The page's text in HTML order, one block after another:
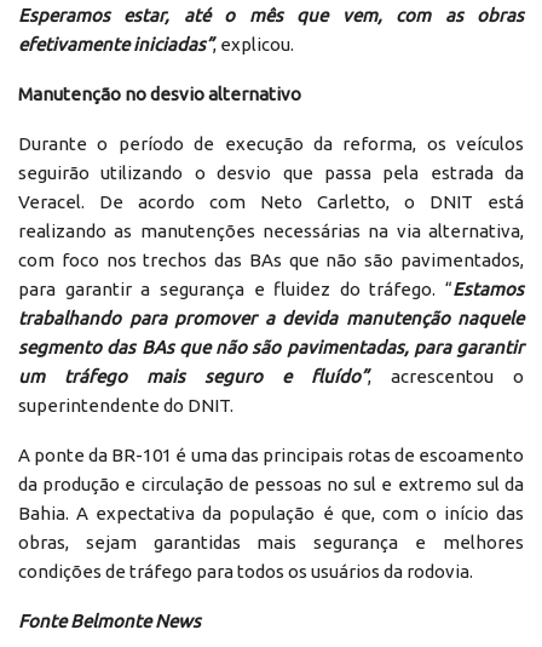
Esperamos estar, até o mês que vem, com as obras
efetivamente iniciadas”, explicou.
Manutenção no desvio alternativo
Durante o período de execução da reforma, os veículos
seguirão utilizando o desvio que passa pela estrada da
Veracel. De acordo com Neto Carletto, o DNIT está
realizando as manutenções necessárias na via alternativa,
com foco nos trechos das BAs que não são pavimentados,
para garantir a segurança e fluidez do tráfego. “Estamos
trabalhando para promover a devida manutenção naquele
segmento das BAs que não são pavimentadas, para garantir
um tráfego mais seguro e fluído”, acrescentou o
superintendente do DNIT.
A ponte da BR-101 é uma das principais rotas de escoamento
da produção e circulação de pessoas no sul e extremo sul da
Bahia. A expectativa da população é que, com o início das
obras, sejam garantidas mais segurança e melhores
condições de tráfego para todos os usuários da rodovia.
Fonte Belmonte News